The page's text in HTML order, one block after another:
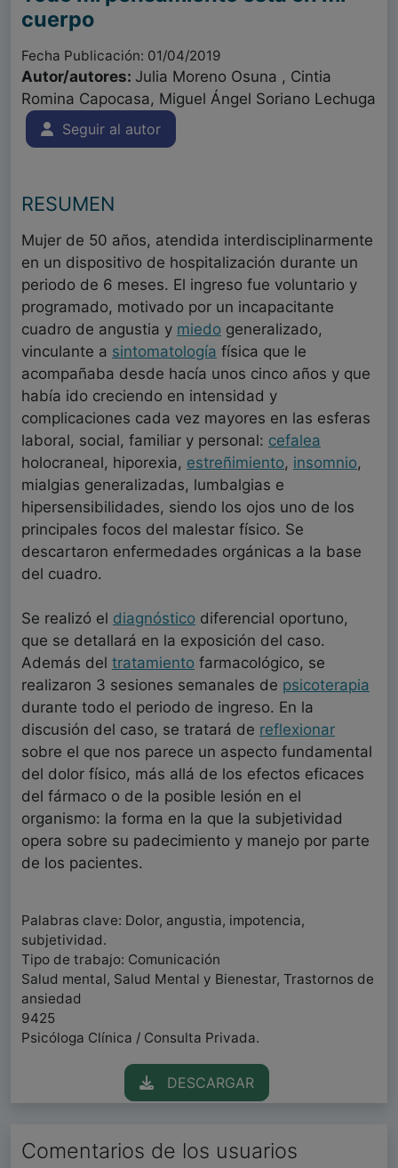
cuerpo
Fecha Publicación: 01/04/2019
Autor/autores: Julia Moreno Osuna , Cintia
Romina Capocasa, Miguel Ángel Soriano Lechuga
Seguir al autor
RESUMEN
Mujer de 50 años, atendida interdisciplinarmente
en un dispositivo de hospitalización durante un
periodo de 6 meses. El ingreso fue voluntario y
programado, motivado por un incapacitante
cuadro de angustia y miedo generalizado,
vinculante a sintomatología física que le
acompañaba desde hacía unos cinco años y que
había ido creciendo en intensidad y
complicaciones cada vez mayores en las esferas
laboral, social, familiar y personal: cefalea
holocraneal, hiporexia, estreñimiento, insomnio,
mialgias generalizadas, lumbalgias e
hipersensibilidades, siendo los ojos uno de los
principales focos del malestar físico. Se
descartaron enfermedades orgánicas a la base
del cuadro.
Se realizó el diagnóstico diferencial oportuno,
que se detallará en la exposición del caso.
Además del tratamiento farmacológico, se
realizaron 3 sesiones semanales de psicoterapia
durante todo el periodo de ingreso. En la
discusión del caso, se tratará de reflexionar
sobre el que nos parece un aspecto fundamental
del dolor físico, más allá de los efectos eficaces
del fármaco o de la posible lesión en el
organismo: la forma en la que la subjetividad
opera sobre su padecimiento y manejo por parte
de los pacientes.
Palabras clave: Dolor, angustia, impotencia,
subjetividad.
Tipo de trabajo: Comunicación
Salud mental, Salud Mental y Bienestar, Trastornos de
ansiedad
9425
Psicóloga Clínica / Consulta Privada.
DESCARGAR
Comentarios de los usuarios